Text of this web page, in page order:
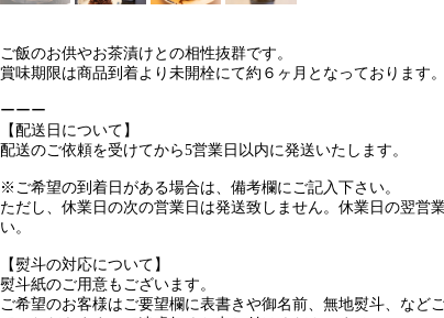
ご飯のお供やお茶漬けとの相性抜群です。
賞味期限は商品到着より未開栓にて約６ヶ月となっております
ーーー
【配送日について】
配送のご依頼を受けてから5営業日以内に発送いたします。
※ご希望の到着日がある場合は、備考欄にご記入下さい。
ただし、休業日の次の営業日は発送致しません。休業日の翌営
い。
【熨斗の対応について】
熨斗紙のご用意もございます。
ご希望のお客様はご要望欄に表書きや御名前、無地熨斗、など